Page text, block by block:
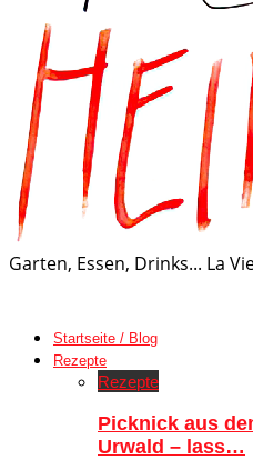
Garten, Essen, Drinks... La
Startseite / Blog
Rezepte
Rezepte
Picknick aus
Urwald – lass…